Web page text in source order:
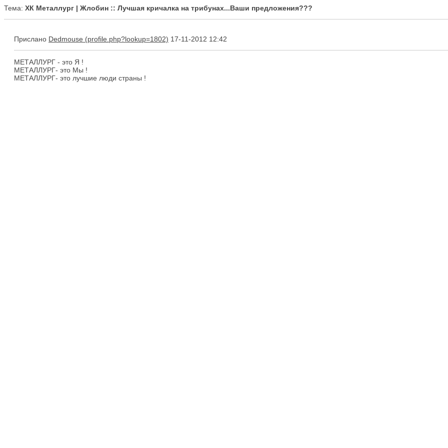
Тема: ХК Металлург | Жлобин :: Лучшая кричалка на трибунах...Ваши предложения???
Прислано Dedmouse 17-11-2012 12:42
МЕТАЛЛУРГ - это Я !
МЕТАЛЛУРГ- это Мы !
МЕТАЛЛУРГ- это лучшие люди страны !